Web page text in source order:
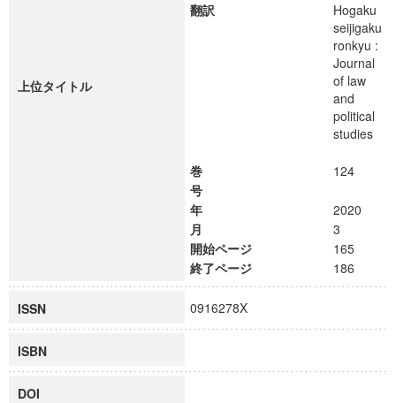
上位タイトル
翻訳
Hogaku
seijigaku
ronkyu :
Journal
of law
and
political
studies
巻
124
号
年
2020
月
3
開始ページ
165
終了ページ
186
ISSN 0916278X
ISBN
DOI